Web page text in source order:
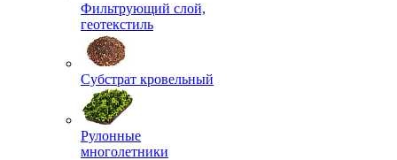
Фильтрующий слой,
геотекстиль
Субстрат кровельный
Рулонные
многолетники